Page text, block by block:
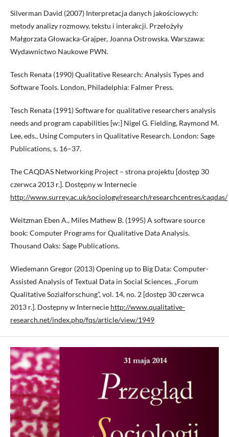
Silverman David (2007) Interpretacja danych jakościowych:
metody analizy rozmowy, tekstu i interakcji. Przełożyły
Małgorzata Głowacka-Grajper, Joanna Ostrowska. Warszawa:
Wydawnictwo Naukowe PWN.
Tesch Renata (1990) Qualitative Research: Analysis Types and
Software Tools. London, Philadelphia: Falmer Press.
Tesch Renata (1991) Software for qualitative researchers analysis
needs and program capabilities [w:] Nigel G. Fielding, Raymond M.
Lee, eds., Using Computers in Qualitative Research. London: Sage
Publications, s. 16–37.
The CAQDAS Networking Project – strona projektu [dostęp 30
czerwca 2013 r.]. Dostępny w Internecie
http://www.surrey.ac.uk/sociology/research/researchcentres/caqdas/
Weitzman Eben A., Miles Mathew B. (1995) A software source
book: Computer Programs for Qualitative Data Analysis.
Thousand Oaks: Sage Publications.
Wiedemann Gregor (2013) Opening up to Big Data: Computer-
Assisted Analysis of Textual Data in Social Sciences. „Forum
Qualitative Sozialforschung”, vol. 14, no. 2 [dostęp 30 czerwca
2013 r.]. Dostępny w Internecie http://www.qualitative-
research.net/index.php/fqs/article/view/1949